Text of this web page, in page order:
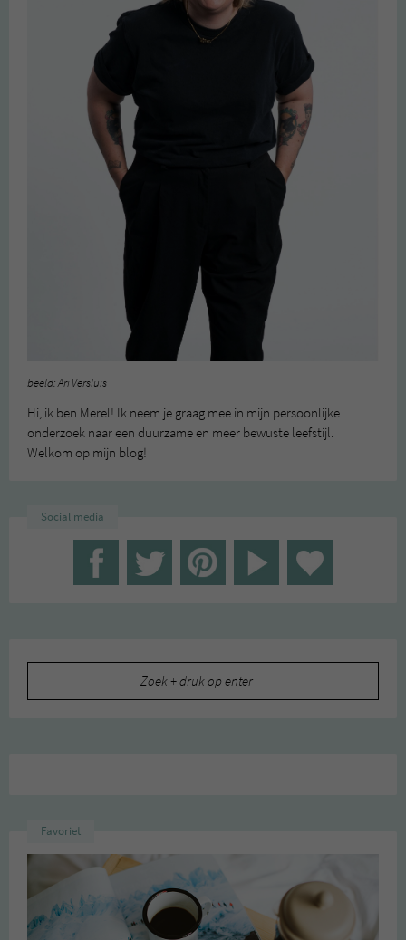
beeld: Ari Versluis
Hi, ik ben Merel! Ik neem je graag mee in mijn persoonlijke
onderzoek naar een duurzame en meer bewuste leefstijl.
Welkom op mijn blog!
Social media
Favoriet